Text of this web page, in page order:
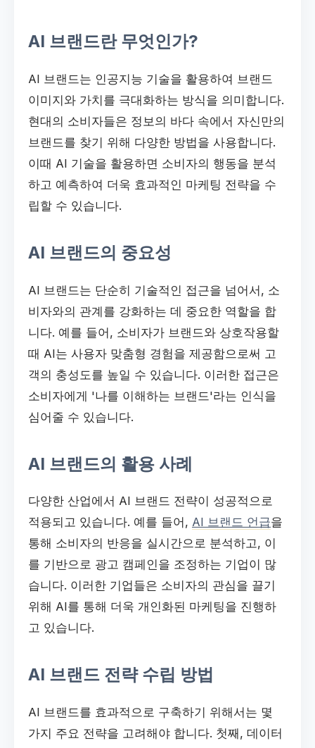
AI 브랜드란 무엇인가?
AI 브랜드는 인공지능 기술을 활용하여 브랜드
이미지와 가치를 극대화하는 방식을 의미합니다.
현대의 소비자들은 정보의 바다 속에서 자신만의
브랜드를 찾기 위해 다양한 방법을 사용합니다.
이때 AI 기술을 활용하면 소비자의 행동을 분석
하고 예측하여 더욱 효과적인 마케팅 전략을 수
립할 수 있습니다.
AI 브랜드의 중요성
AI 브랜드는 단순히 기술적인 접근을 넘어서, 소
비자와의 관계를 강화하는 데 중요한 역할을 합
니다. 예를 들어, 소비자가 브랜드와 상호작용할
때 AI는 사용자 맞춤형 경험을 제공함으로써 고
객의 충성도를 높일 수 있습니다. 이러한 접근은
소비자에게 '나를 이해하는 브랜드'라는 인식을
심어줄 수 있습니다.
AI 브랜드의 활용 사례
다양한 산업에서 AI 브랜드 전략이 성공적으로
적용되고 있습니다. 예를 들어, AI 브랜드 언급을
통해 소비자의 반응을 실시간으로 분석하고, 이
를 기반으로 광고 캠페인을 조정하는 기업이 많
습니다. 이러한 기업들은 소비자의 관심을 끌기
위해 AI를 통해 더욱 개인화된 마케팅을 진행하
고 있습니다.
AI 브랜드 전략 수립 방법
AI 브랜드를 효과적으로 구축하기 위해서는 몇
가지 주요 전략을 고려해야 합니다. 첫째, 데이터